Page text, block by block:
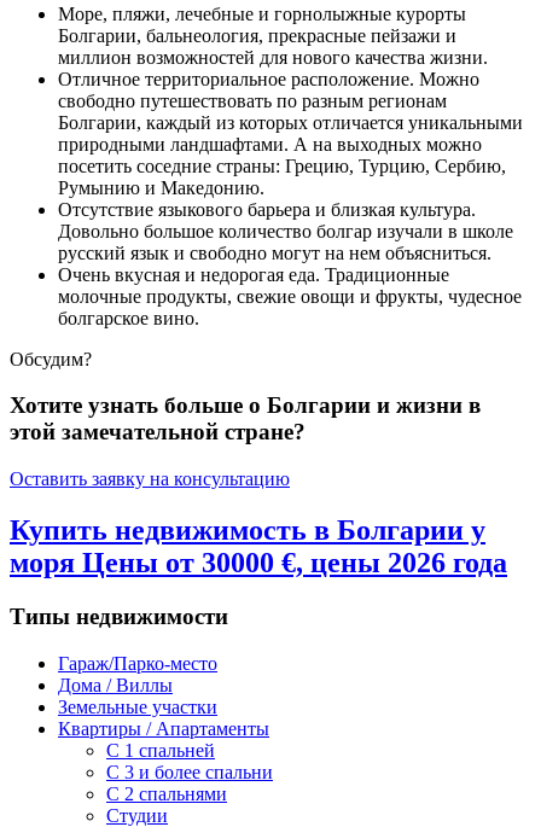
Море, пляжи, лечебные и горнолыжные курорты
Болгарии, бальнеология, прекрасные пейзажи и
миллион возможностей для нового качества жизни.
Отличное территориальное расположение. Можно
свободно путешествовать по разным регионам
Болгарии, каждый из которых отличается уникальными
природными ландшафтами. А на выходных можно
посетить соседние страны: Грецию, Турцию, Сербию,
Румынию и Македонию.
Отсутствие языкового барьера и близкая культура.
Довольно большое количество болгар изучали в школе
русский язык и свободно могут на нем объясниться.
Очень вкусная и недорогая еда. Традиционные
молочные продукты, свежие овощи и фрукты, чудесное
болгарское вино.
Обсудим?
Хотите узнать больше о Болгарии и жизни в
этой замечательной стране?
Оставить заявку на консультацию
Купить недвижимость в Болгарии у
моря Цены от 30000 €, цены 2026 года
Типы недвижимости
Гараж/Парко-место
Дома / Виллы
Земельные участки
Квартиры / Апартаменты
C 1 спальней
C 3 и более спальни
С 2 спальнями
Студии